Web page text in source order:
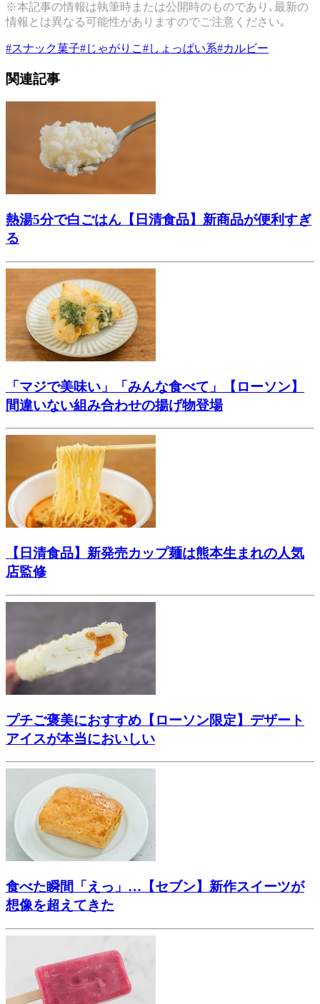
※本記事の情報は執筆時または公開時のものであり､最新の
情報とは異なる可能性がありますのでご注意ください｡
#スナック菓子#じゃがりこ #しょっぱい系#カルビー
関連記事
熱湯5分で白ごはん【日清食品】新商品が便利すぎ
る
「マジで美味い」「みんな食べて」【ローソン】
間違いない組み合わせの揚げ物登場
【日清食品】新発売カップ麺は熊本生まれの人気
店監修
プチご褒美におすすめ【ローソン限定】デザート
アイスが本当においしい
食べた瞬間「えっ」…【セブン】新作スイーツが
想像を超えてきた